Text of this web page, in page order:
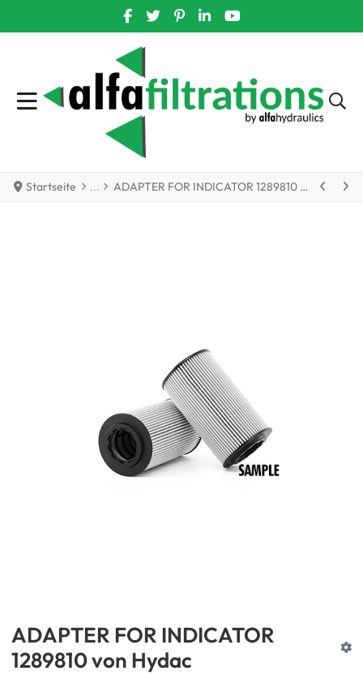
FACEBOOK SOCIAL LINK
TWITTER SOCIAL LINK
PINTEREST SOCIAL LINK
LINKEDIN SOCIAL LINK
YOUTUBE SOCIAL LINK
Startseite ADAPTER FOR INDICATOR 1289810 von Hydac
ADAPTER FOR INDICATOR
1289810 von Hydac